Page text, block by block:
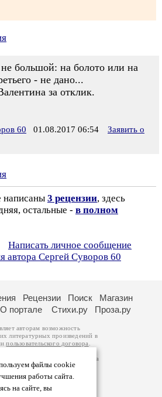
большой: на болото или на
- не дано...
за отклик.
60 01.08.2017 06:54
Заявить о
написаны 3 рецензии, здесь
остальные - в полном
Написать личное сообщение
автора Сергей Суворов 60
файлы cookie
работы сайта.
на сайте, вы
Рецензии Поиск
Магазин
О портале Стихи.ру Проза.ру
авторам возможность
литературных произведений в
пользовательского договора
принадлежат авторам
произведений возможна
к которому вы можете
странице. Ответственность за
несут самостоятельно на
изаконодательства